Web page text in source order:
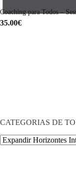
Coaching para Todos –
35.00€
CATEGORIAS DE